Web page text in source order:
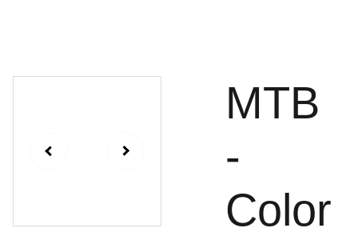
MTB
-
Color